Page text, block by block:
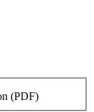
(PDF)